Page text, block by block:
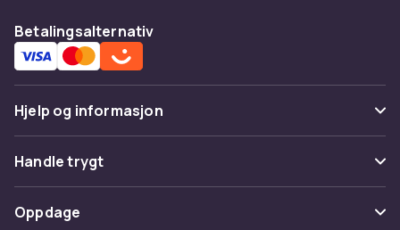
oppdateringsfrekvens, HDMI 2.1 og støtte for
Dolby Vision direkte på siden.
Projektor og hjemmekino
For riktig stort bilde finnes projektorer fra
BenQ, Epson, LG og Samsung. Sortimentet
dekker både 4K-projektorer, kortdistanse og
hjemmekinosystemer og AV-receivere i
samme kampanje. Lumen, kontrast og
Betalingsalternativ
Hjelp og informasjon
Vanlige spørsmål
Spor pakke
Angre & returner her
Handle trygt
Betaling
Oppdage